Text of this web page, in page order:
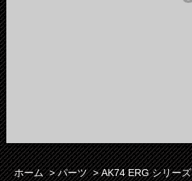
ホーム >パーツ >AK74 ERG シリーズ